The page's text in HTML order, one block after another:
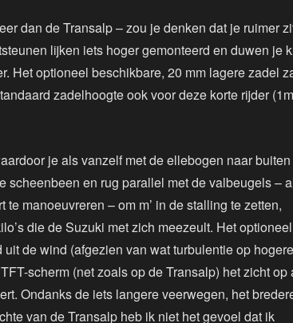
dan de Transalp – zou je denken dat je ruimer
lijken iets hoger gemonteerd en duwen je
Het optioneel beschikbare, 20 mm lagere zadel
zadelhoogte ook voor deze korte rijder
je als vanzelf met de ellebogen naar
scheenbeen en rug parallel met de valbeugels –
manoeuvreren – om m’ in de stalling te zetten,
die de Suzuki met zich meezeult. Het optioneel
de wind (afgezien van wat turbulentie op hogere
scherm (net zoals op de Transalp) het zicht op
Ondanks de iets langere veerwegen, het
van de Transalp heb ik niet het gevoel dat ik